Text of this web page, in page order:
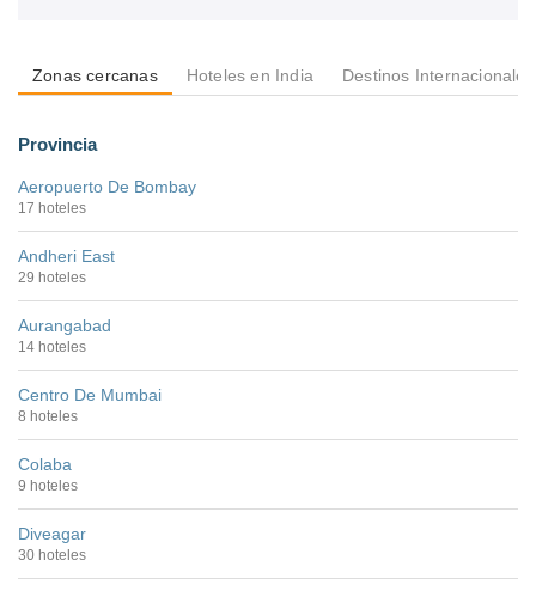
Zonas cercanas Hoteles en India Destinos Internacionales
Provincia
Aeropuerto De Bombay
17 hoteles
Andheri East
29 hoteles
Aurangabad
14 hoteles
Centro De Mumbai
8 hoteles
Colaba
9 hoteles
Diveagar
30 hoteles